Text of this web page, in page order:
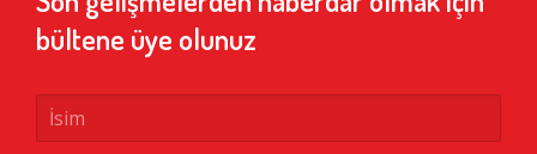
bültene üye olunuz